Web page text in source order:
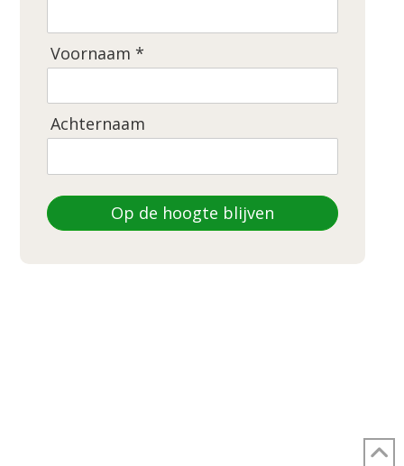
Voornaam *
Achternaam
Op de hoogte blijven